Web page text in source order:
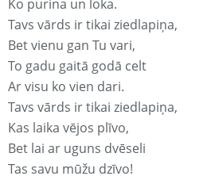
Ko purina un loka.
Tavs vārds ir tikai ziedlapiņa,
Bet vienu gan Tu vari,
To gadu gaitā godā celt
Ar visu ko vien dari.
Tavs vārds ir tikai ziedlapiņa,
Kas laika vējos plīvo,
Bet lai ar uguns dvēseli
Tas savu mūžu dzīvo!